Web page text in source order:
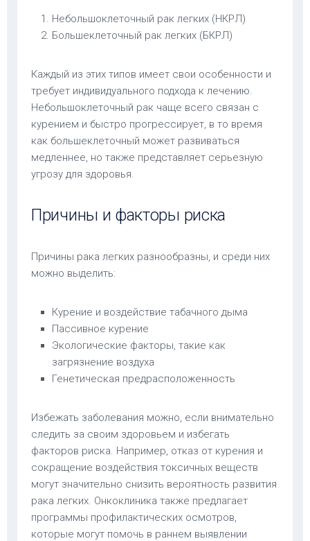
Небольшоклеточный рак легких (НКРЛ)
Большеклеточный рак легких (БКРЛ)
Каждый из этих типов имеет свои особенности и
требует индивидуального подхода к лечению.
Небольшоклеточный рак чаще всего связан с
курением и быстро прогрессирует, в то время
как большеклеточный может развиваться
медленнее, но также представляет серьезную
угрозу для здоровья.
Причины и факторы риска
Причины рака легких разнообразны, и среди них
можно выделить:
Курение и воздействие табачного дыма
Пассивное курение
Экологические факторы, такие как
загрязнение воздуха
Генетическая предрасположенность
Избежать заболевания можно, если внимательно
следить за своим здоровьем и избегать
факторов риска. Например, отказ от курения и
сокращение воздействия токсичных веществ
могут значительно снизить вероятность развития
рака легких. Онкоклиника также предлагает
программы профилактических осмотров,
которые могут помочь в раннем выявлении